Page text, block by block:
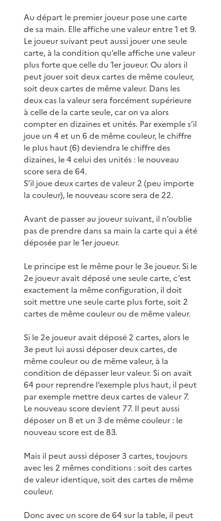
Au départ le premier joueur pose une carte
de sa main. Elle affiche une valeur entre 1 et 9.
Le joueur suivant peut aussi jouer une seule
carte, à la condition qu’elle affiche une valeur
plus forte que celle du 1er joueur. Ou alors il
peut jouer soit deux cartes de même couleur,
soit deux cartes de même valeur. Dans les
deux cas la valeur sera forcément supérieure
à celle de la carte seule, car on va alors
compter en dizaines et unités. Par exemple s’il
joue un 4 et un 6 de même couleur, le chiffre
le plus haut (6) deviendra le chiffre des
dizaines, le 4 celui des unités : le nouveau
score sera de 64.
S’il joue deux cartes de valeur 2 (peu importe
la couleur), le nouveau score sera de 22.
Avant de passer au joueur suivant, il n’oublie
pas de prendre dans sa main la carte qui a été
déposée par le 1er joueur.
Le principe est le même pour le 3e joueur. Si le
2e joueur avait déposé une seule carte, c’est
exactement la même configuration, il doit
soit mettre une seule carte plus forte, soit 2
cartes de même couleur ou de même valeur.
Si le 2e joueur avait déposé 2 cartes, alors le
3e peut lui aussi déposer deux cartes, de
même couleur ou de même valeur, à la
condition de dépasser leur valeur. Si on avait
64 pour reprendre l’exemple plus haut, il peut
par exemple mettre deux cartes de valeur 7.
Le nouveau score devient 77. Il peut aussi
déposer un 8 et un 3 de même couleur : le
nouveau score est de 83.
Mais il peut aussi déposer 3 cartes, toujours
avec les 2 mêmes conditions : soit des cartes
de valeur identique, soit des cartes de même
couleur.
Donc avec un score de 64 sur la table, il peut